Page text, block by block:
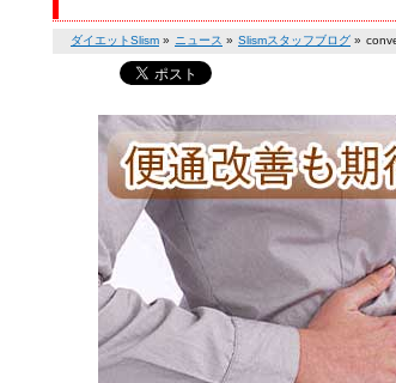
ダイエットSlism » ニュース » Slismスタッフブログ »